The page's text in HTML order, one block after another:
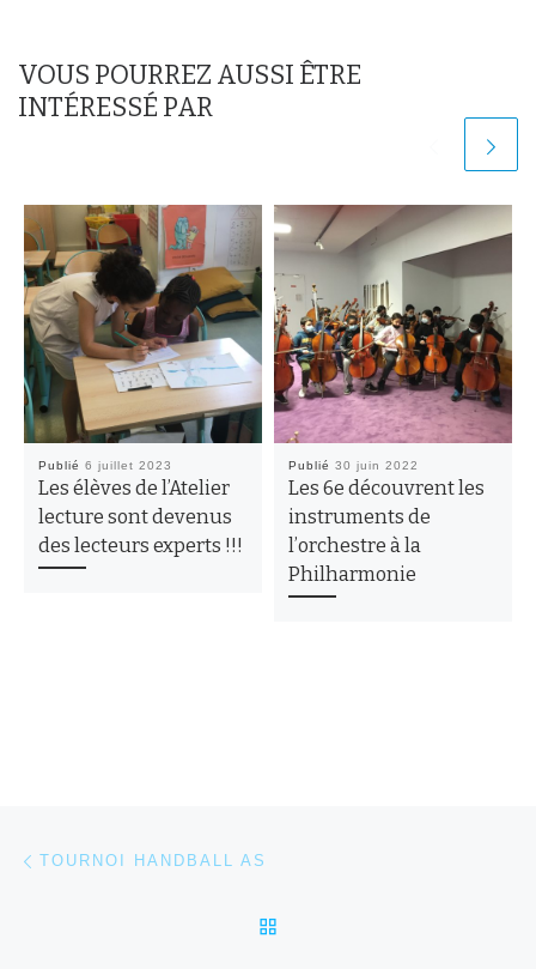
VOUS POURREZ AUSSI ÊTRE
INTÉRESSÉ PAR
Publié 6 juillet 2023
Les élèves de l’Atelier
lecture sont devenus
des lecteurs experts !!!
Publié 30 juin 2022
Les 6e découvrent les
instruments de
l’orchestre à la
Philharmonie
Parcourir les articles
TOURNOI HANDBALL AS